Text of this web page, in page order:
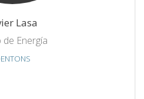
Lasa
de Energía